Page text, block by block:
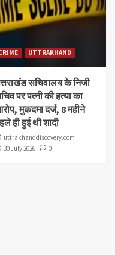
UTTRAKHAND
सचिवालय के निजी
पर पत्नी की हत्या का
मुकदमा दर्ज, 8 महीने
ही हुई थी शादी
uttrakhanddiscovery.com
30 July 2026
0